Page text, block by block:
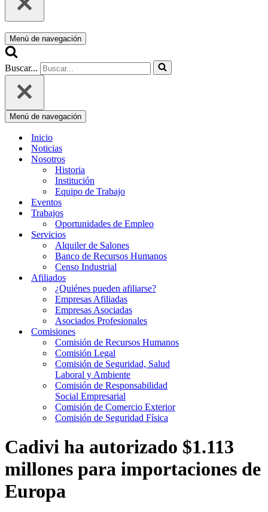
Menú de navegación
Buscar...
Menú de navegación
Inicio
Noticias
Nosotros
Historia
Institución
Equipo de Trabajo
Eventos
Trabajos
Oportunidades de Empleo
Servicios
Alquiler de Salones
Banco de Recursos Humanos
Censo Industrial
Afiliados
¿Quiénes pueden afiliarse?
Empresas Afiliadas
Empresas Asociadas
Asociados Profesionales
Comisiones
Comisión de Recursos Humanos
Comisión Legal
Comisión de Seguridad, Salud
Laboral y Ambiente
Comisión de Responsabilidad
Social Empresarial
Comisión de Comercio Exterior
Comisión de Seguridad Física
Cadivi ha autorizado $1.113
millones para importaciones de
Europa